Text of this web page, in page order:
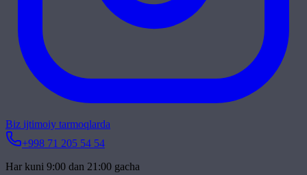
Biz ijtimoiy tarmoqlarda
+998 71 205 54 54
Har kuni 9:00 dan 21:00 gacha